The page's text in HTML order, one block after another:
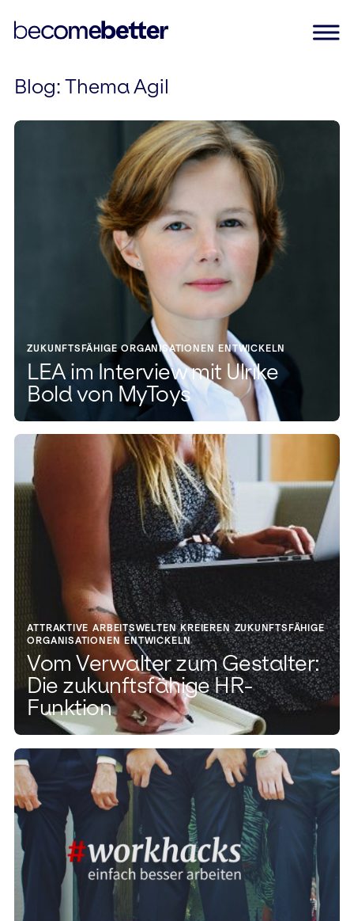
Skip
content
Blog: Thema Agil
ZUKUNFTSFÄHIGE ORGANISATIONEN ENTWICKELN
LEA im Interview mit Ulrike
Bold von MyToys
ATTRAKTIVE ARBEITSWELTEN KREIEREN ZUKUNFTSFÄHIGE
ORGANISATIONEN ENTWICKELN
Vom Verwalter zum Gestalter:
Die zukunftsfähige HR-
Funktion